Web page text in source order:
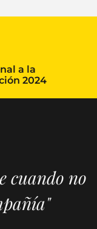
a la
2024
cuando no